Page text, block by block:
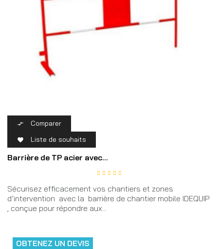
 Comparer
 Liste de souhaits
Barrière de TP acier avec...
Sécurisez efficacement vos chantiers et zones
d’intervention avec la barrière de chantier mobile IDEQUIP
, conçue pour répondre aux...
OBTENEZ UN DEVIS